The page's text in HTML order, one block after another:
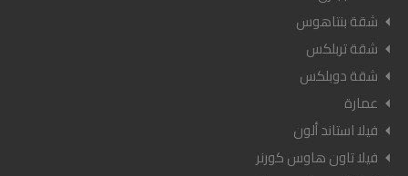
شقة بنتاهوس
شقة تربلكس
شقة دوبلكس
عمارة
فيلا استاند ألون
فيلا تاون هاوس كورنر